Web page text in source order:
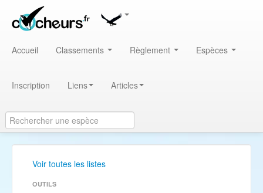
Accueil Classements Règlement Espèces
Inscription Liens Articles
Voir toutes les listes
OUTILS